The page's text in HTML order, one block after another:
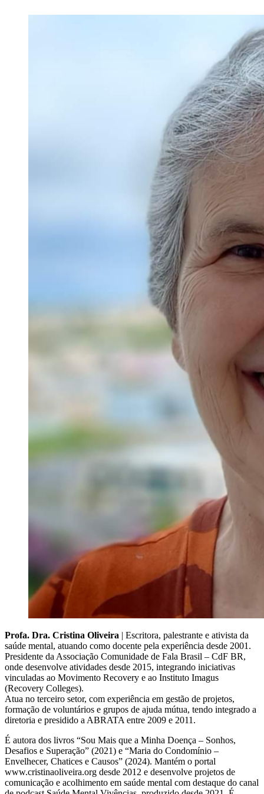
Profa. Dra. Cristina Oliveira | Escritora, palestrante e ativista da
saúde mental, atuando como docente pela experiência desde 2001.
Presidente da Associação Comunidade de Fala Brasil – CdF BR,
onde desenvolve atividades desde 2015, integrando iniciativas
vinculadas ao Movimento Recovery e ao Instituto Imagus
(Recovery Colleges).
Atua no terceiro setor, com experiência em gestão de projetos,
formação de voluntários e grupos de ajuda mútua, tendo integrado a
diretoria e presidido a ABRATA entre 2009 e 2011.
É autora dos livros “Sou Mais que a Minha Doença – Sonhos,
Desafios e Superação” (2021) e “Maria do Condomínio –
Envelhecer, Chatices e Causos” (2024). Mantém o portal
www.cristinaoliveira.org desde 2012 e desenvolve projetos de
comunicação e acolhimento em saúde mental com destaque do canal